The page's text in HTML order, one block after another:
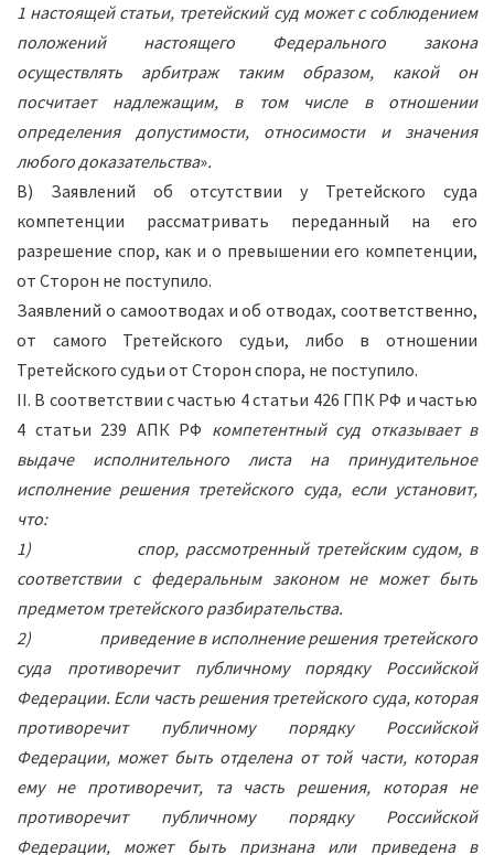
1 настоящей статьи, третейский суд может с соблюдением
положений настоящего Федерального закона
осуществлять арбитраж таким образом, какой он
посчитает надлежащим, в том числе в отношении
определения допустимости, относимости и значения
любого доказательства».
В) Заявлений об отсутствии у Третейского суда
компетенции рассматривать переданный на его
разрешение спор, как и о превышении его компетенции,
от Сторон не поступило.
Заявлений о самоотводах и об отводах, соответственно,
от самого Третейского судьи, либо в отношении
Третейского судьи от Сторон спора, не поступило.
II. В соответствии с частью 4 статьи 426 ГПК РФ и частью
4 статьи 239 АПК РФ компетентный суд отказывает в
выдаче исполнительного листа на принудительное
исполнение решения третейского суда, если установит,
что:
1) спор, рассмотренный третейским судом, в
соответствии с федеральным законом не может быть
предметом третейского разбирательства.
2) приведение в исполнение решения третейского
суда противоречит публичному порядку Российской
Федерации. Если часть решения третейского суда, которая
противоречит публичному порядку Российской
Федерации, может быть отделена от той части, которая
ему не противоречит, та часть решения, которая не
противоречит публичному порядку Российской
Федерации, может быть признана или приведена в